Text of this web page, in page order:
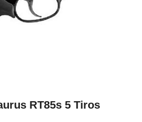
RT85s 5 Tiros